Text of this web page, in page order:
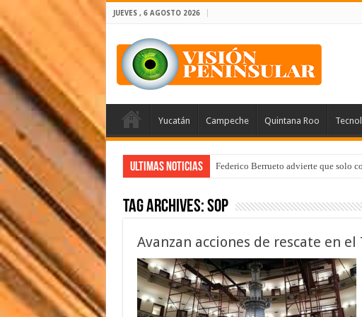
JUEVES , 6 AGOSTO 2026
Yucatán Campeche Quintana Roo
Ultimas Noticias Federico Berrueto advierte que solo
Tag Archives:SOP
Avanzan acciones de rescate en